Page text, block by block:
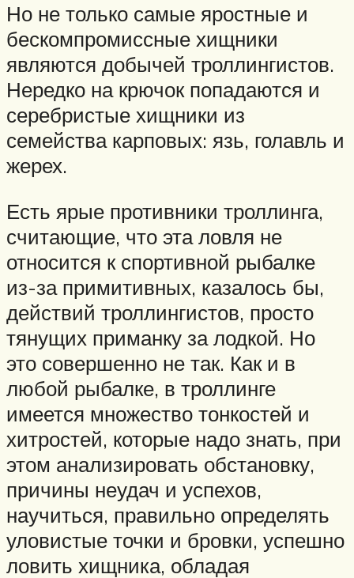
Но не только самые яростные и
бескомпромиссные хищники
являются добычей троллингистов.
Нередко на крючок попадаются и
серебристые хищники из
семейства карповых: язь, голавль и
жерех.
Есть ярые противники троллинга,
считающие, что эта ловля не
относится к спортивной рыбалке
из-за примитивных, казалось бы,
действий троллингистов, просто
тянущих приманку за лодкой. Но
это совершенно не так. Как и в
любой рыбалке, в троллинге
имеется множество тонкостей и
хитростей, которые надо знать, при
этом анализировать обстановку,
причины неудач и успехов,
научиться, правильно определять
уловистые точки и бровки, успешно
ловить хищника, обладая